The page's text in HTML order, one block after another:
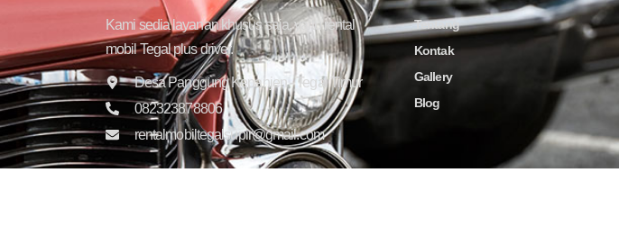
Kami sedia layanan khusus saja, yaitu rental
mobil Tegal plus driver.
Desa Panggung Kepanjen - Tegal Timur
082323878806
rentalmobiltegalsupir@gmail.com
Tentang
Kontak
Gallery
Blog